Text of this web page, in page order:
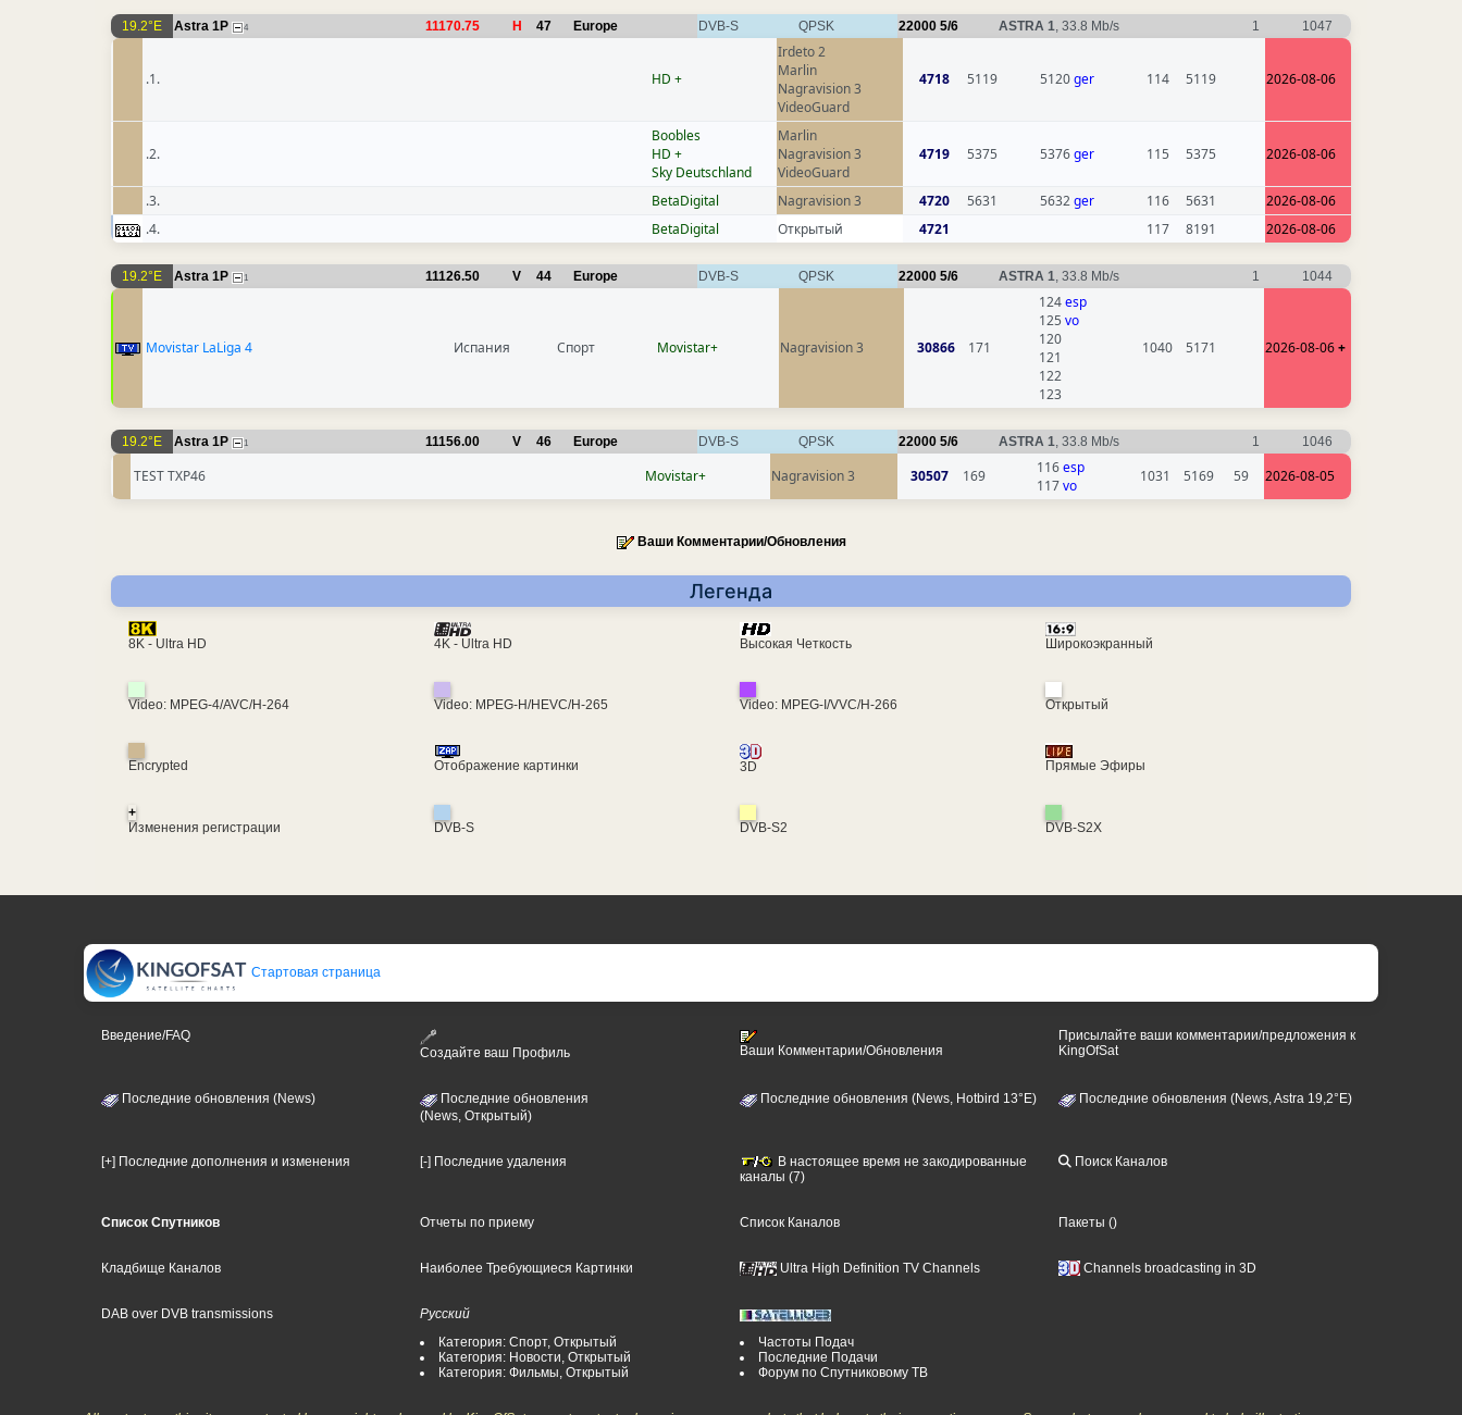
19.2°E Astra 1P 4 11170.75 H 47 Europe DVB-S QPSK 22000 5/6 ASTRA 1, 33.8 Mb/s 1 1047
.1. HD +
Irdeto 2
Marlin
Nagravision 3
VideoGuard
4718 5119 5120ger 114 5119 2026-08-06
.2.
Boobles
HD +
Sky Deutschland
Marlin
Nagravision 3
VideoGuard
4719 5375 5376ger 115 5375 2026-08-06
.3. BetaDigital Nagravision 3 4720 5631 5632ger 116 5631
2026-08-06
.4.
BetaDigital Открытый 4721 117 8191 2026-08-06
19.2°E Astra 1P 1 11126.50 V 44 Europe DVB-S QPSK 22000 5/6 ASTRA 1, 33.8 Mb/s 1 1044
Movistar LaLiga 4 Испания Спорт Movistar+ Nagravision 3 30866 171
124esp
125 vo
120
121
122
123
1040 5171 2026-08-06+
19.2°E Astra 1P 1 11156.00 V 46 Europe DVB-S QPSK 22000 5/6 ASTRA 1, 33.8 Mb/s 1 1046
TEST TXP46 Movistar+ Nagravision 3 30507 169 116esp
117vo
1031 5169 59 2026-08-05
Ваши Комментарии/Обновления
Легенда
8K - Ultra HD 4K - Ultra HD Высокая Четкость Широкоэкранный
Video: MPEG-4/AVC/H-264 Video: MPEG-H/HEVC/H-265 Video: MPEG-I/VVC/H-266 Открытый
Encrypted Отображение картинки 3D Прямые Эфиры
+
Изменения регистрации
DVB-S DVB-S2 DVB-S2X
Стартовая страница
Введение/FAQ
Создайте ваш Профиль
Ваши Комментарии/Обновления
Присылайте ваши комментарии/предложения к
KingOfSat
Последние обновления (News)
Последние обновления
(News, Открытый)
Последние обновления (News, Hotbird 13°E) Последние обновления (News, Astra 19,2°E)
[+] Последние дополнения и изменения [-] Последние удаления
В настоящее время не закодированные
каналы (7)
Поиск Каналов
Список Спутников Отчеты по приему Список Каналов Пакеты ()
Кладбище Каналов Наиболее Требующиеся Картинки Ultra High Definition TV Channels Channels broadcasting in 3D
DAB over DVB transmissions
Русский
Категория: Спорт, Открытый
Категория: Новости, Открытый
Категория: Фильмы, Открытый
Частоты Подач
Последние Подачи
Форум по Спутниковому ТВ